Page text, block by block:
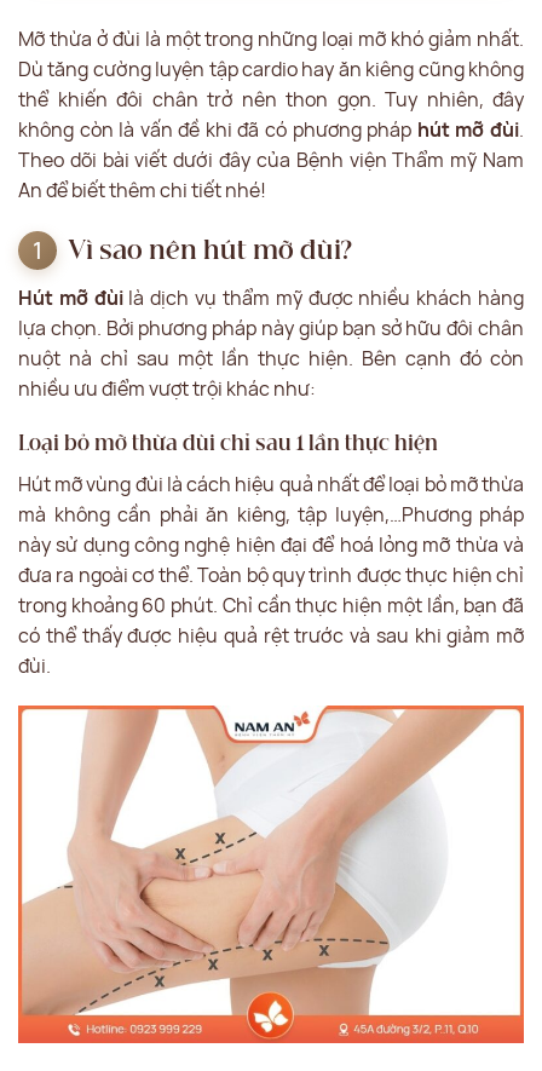
Mỡ thừa ở đùi là một trong những loại mỡ khó giảm nhất.
Dù tăng cường luyện tập cardio hay ăn kiêng cũng không
thể khiến đôi chân trở nên thon gọn. Tuy nhiên, đây
không còn là vấn đề khi đã có phương pháp hút mỡ đùi.
Theo dõi bài viết dưới đây của Bệnh viện Thẩm mỹ Nam
An để biết thêm chi tiết nhé!
Vì sao nên hút mỡ đùi?
Hút mỡ đùilà dịch vụ thẩm mỹ được nhiều khách hàng
lựa chọn. Bởi phương pháp này giúp bạn sở hữu đôi chân
nuột nà chỉ sau một lần thực hiện. Bên cạnh đó còn
nhiều ưu điểm vượt trội khác như:
Loại bỏ mỡ thừa đùi chỉ sau 1 lần thực hiện
Hút mỡ vùng đùi là cách hiệu quả nhất để loại bỏ mỡ thừa
mà không cần phải ăn kiêng, tập luyện,…Phương pháp
này sử dụng công nghệ hiện đại để hoá lỏng mỡ thừa và
đưa ra ngoài cơ thể. Toàn bộ quy trình được thực hiện chỉ
trong khoảng 60 phút. Chỉ cần thực hiện một lần, bạn đã
có thể thấy được hiệu quả rệt trước và sau khi giảm mỡ
đùi.